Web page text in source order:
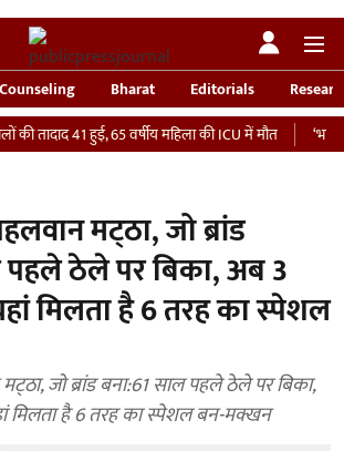
Bharat Editorials
हुई, 65 वर्षीय महिला की ICU में मौत
‘भारतीय सेना
मट्‌ठा, जो ब्रांड
पहले ठेले पर बिका, अब 3
मिलता है 6 तरह का स्पेशल
जो ब्रांड बना:61 साल पहले ठेले पर बिका,
मिलता है 6 तरह का स्पेशल बन-मक्खन